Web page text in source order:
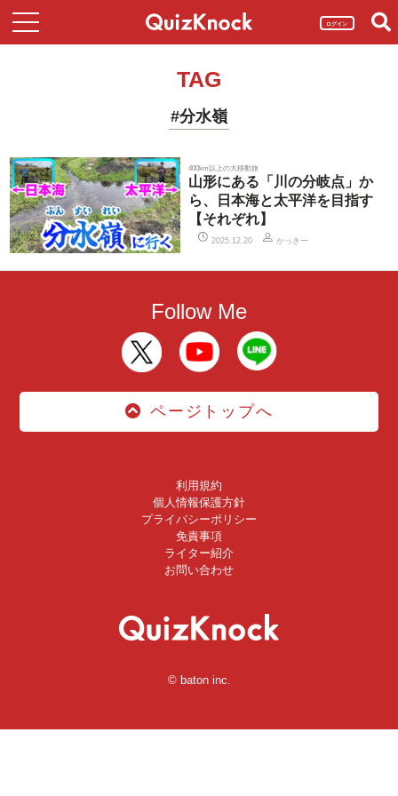
ログイン
TAG
#分水嶺
400km以上の大移動旅
山形にある「川の分岐点」か
ら、日本海と太平洋を目指す
【それぞれ】
2025.12.20 かっきー
Follow Me
ページトップへ
利用規約
個人情報保護方針
プライバシーポリシー
免責事項
ライター紹介
お問い合わせ
© baton inc.